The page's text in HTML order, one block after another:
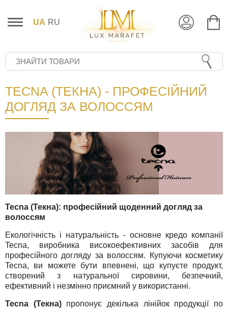
UA RU
TECNA (ТЕКНА) - ПРОФЕСІЙНИЙ
ДОГЛЯД ЗА ВОЛОССЯМ
Tecna (Текна): професійний щоденний догляд за
волоссям
Екологічність і натуральність - основне кредо компанії
Tecna, виробника високоефективних засобів для
професійного догляду за волоссям. Купуючи косметику
Tecna, ви можете бути впевнені, що купуєте продукт,
створений з натуральної сировини, безпечний,
ефективний і незмінно приємний у використанні.
Tecna (Текна)пропонує декілька лінійок продукції по